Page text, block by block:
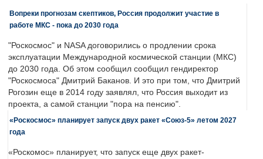
Вопреки прогнозам скептиков, Россия продолжит участие в
работе МКС - пока до 2030 года
"Роскосмос" и NASA договорились о продлении срока
эксплуатации Международной космической станции (МКС)
до 2030 года. Об этом сообщил сообщил гендиректор
"Роскосмоса" Дмитрий Баканов. И это при том, что Дмитрий
Рогозин еще в 2014 году заявлял, что Россия выходит из
проекта, а самой станции "пора на пенсию".
«Роскосмос» планирует запуск двух ракет «Союз-5» летом 2027
года
«Роскомос» планирует, что запуск еще двух ракет-